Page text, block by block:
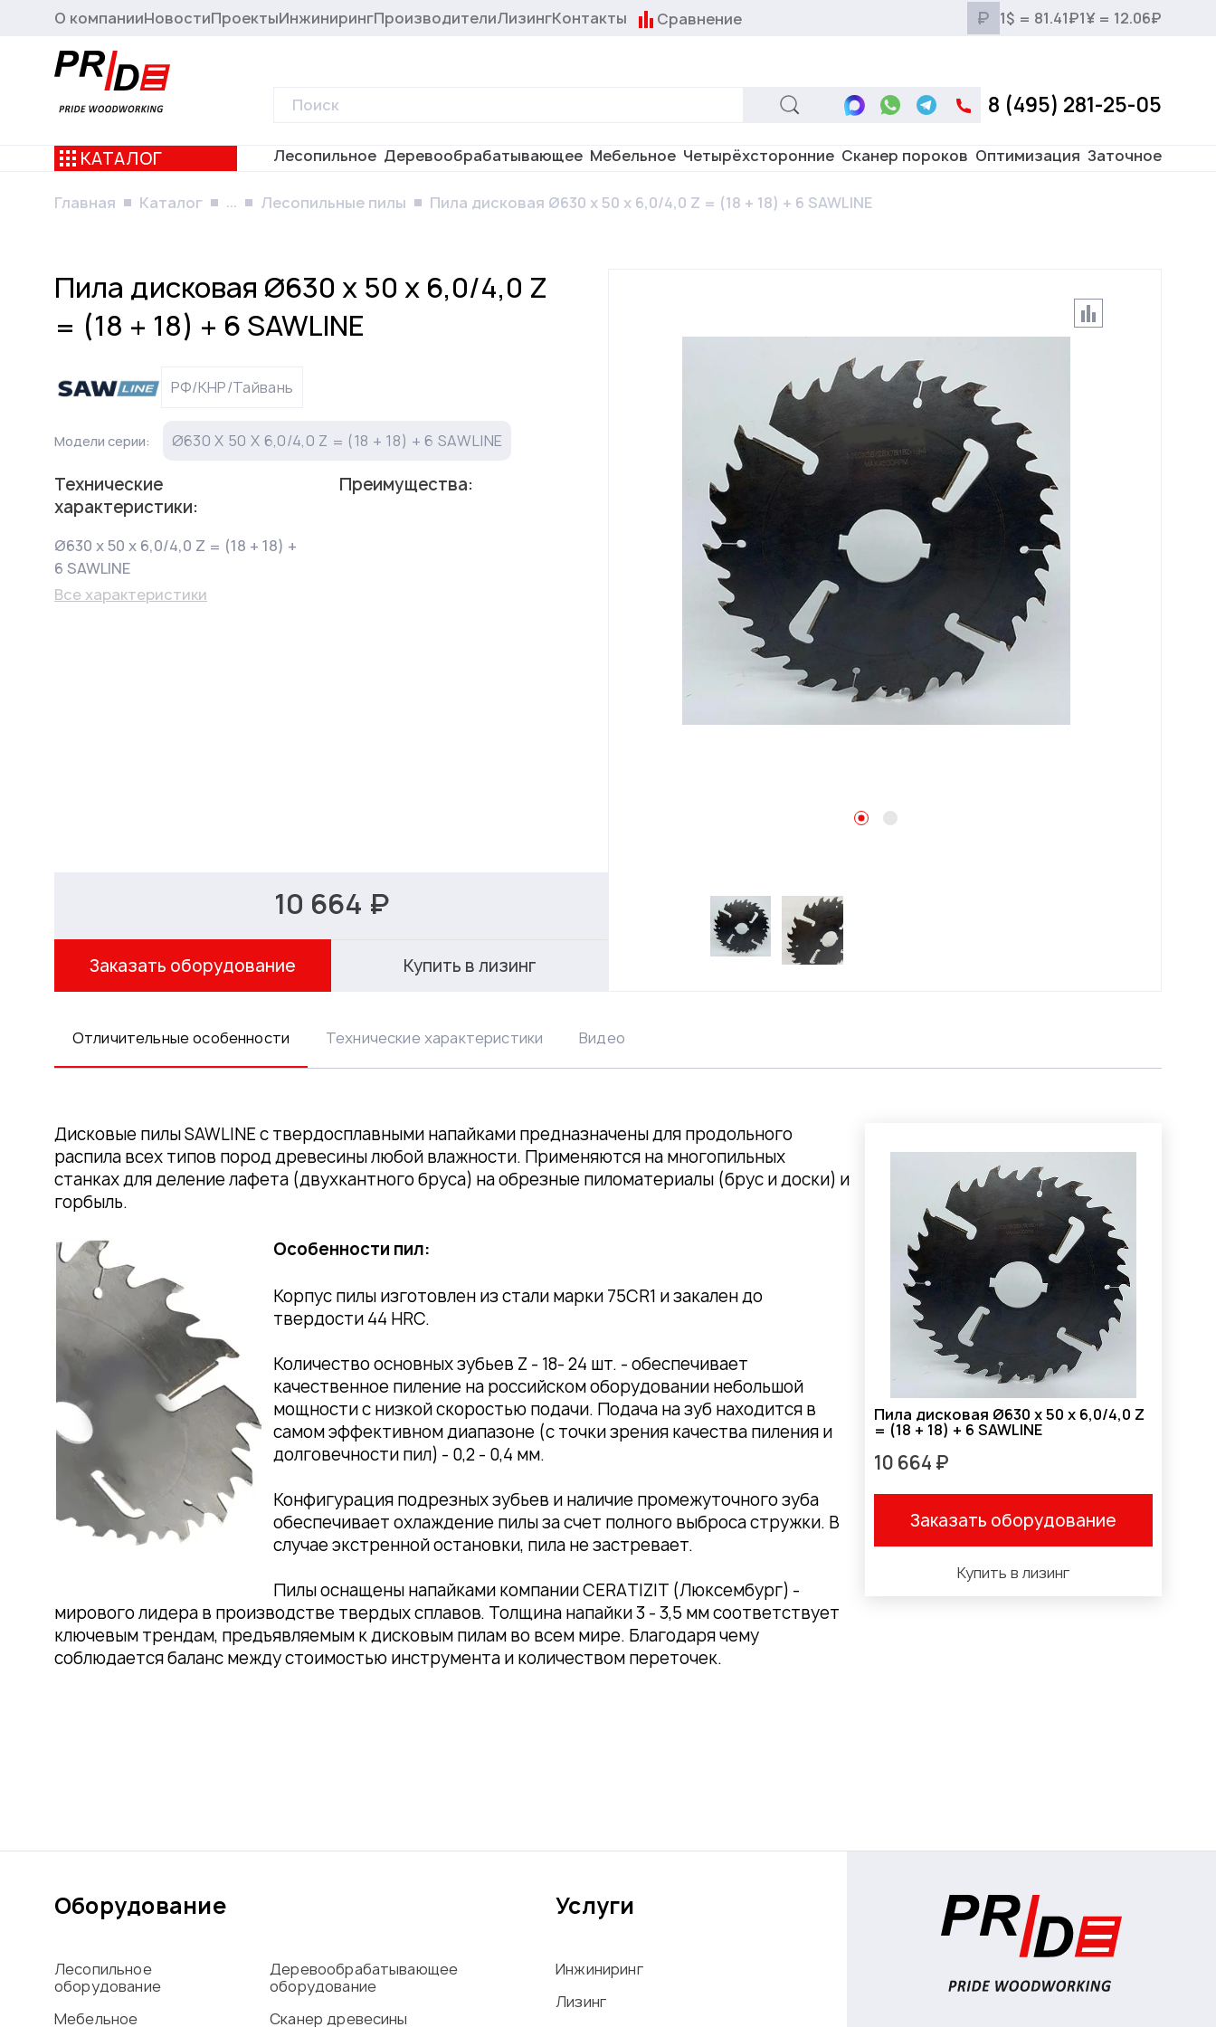
О компанииНовостиПроектыИнжинирингПроизводителиЛизингКонтакты Сравнение ₽ 1$ = 81.41₽1¥ = 12.06₽
КАТАЛОГ Лесопильное Деревообрабатывающее Мебельное Четырёхсторонние Сканер пороков Оптимизация Заточное
8 (495) 281-25-05
Главная Каталог ... Лесопильные пилы Пила дисковая Ø630 х 50 х 6,0/4,0 Z = (18 + 18) + 6 SAWLINE
Пила дисковая Ø630 х 50 х 6,0/4,0 Z
= (18 + 18) + 6 SAWLINE
РФ/КНР/Тайвань
Модели серии: Ø630 Х 50 Х 6,0/4,0 Z = (18 + 18) + 6 SAWLINE
Технические
характеристики:
Ø630 х 50 х 6,0/4,0 Z = (18 + 18) +
6 SAWLINE
Все характеристики
Преимущества:
10 664 ₽
Заказать оборудование Купить в лизинг
Отличительные особенности Технические характеристики Видео
Дисковые пилы SAWLINE с твердосплавными напайками предназначены для продольного
распила всех типов пород древесины любой влажности. Применяются на многопильных
станках для деление лафета (двухкантного бруса) на обрезные пиломатериалы (брус и доски) и
горбыль.
Особенности пил:
Корпус пилы изготовлен из стали марки 75СR1 и закален до
твердости 44 HRC.
Количество основных зубьев Z - 18- 24 шт. - обеспечивает
качественное пиление на российском оборудовании небольшой
мощности с низкой скоростью подачи. Подача на зуб находится в
самом эффективном диапазоне (с точки зрения качества пиления и
долговечности пил) - 0,2 - 0,4 мм.
Конфигурация подрезных зубьев и наличие промежуточного зуба
обеспечивает охлаждение пилы за счет полного выброса стружки. В
случае экстренной остановки, пила не застревает.
Пилы оснащены напайками компании CERАTIZIT (Люксембург) -
мирового лидера в производстве твердых сплавов. Толщина напайки 3 - 3,5 мм соответствует
ключевым трендам, предъявляемым к дисковым пилам во всем мире. Благодаря чему
соблюдается баланс между стоимостью инструмента и количеством переточек.
Пила дисковая Ø630 х 50 х 6,0/4,0 Z
= (18 + 18) + 6 SAWLINE
10 664 ₽
Заказать оборудование
Купить в лизинг
Оборудование
Лесопильное
оборудование
Деревообрабатывающее
оборудование
Мебельное
Сканер древесины
Услуги
Инжиниринг
Лизинг